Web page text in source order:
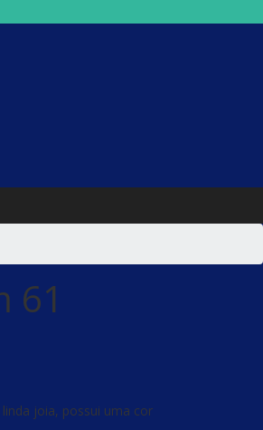
61
joia, possui uma cor